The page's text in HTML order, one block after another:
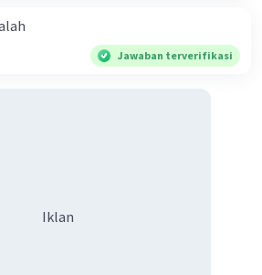
Jawaban terverifikasi
Iklan